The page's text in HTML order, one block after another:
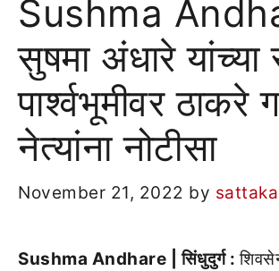
Sushma
सुषमा अंधारे यांच्या
पार्श्वभूमीवर ठाकरे
नेत्यांना नोटीसा
November 21, 2022 by
Sushma Andhare | सिंधुदुर्ग :